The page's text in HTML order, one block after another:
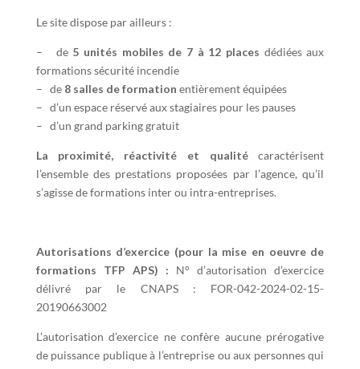
Le site dispose par ailleurs :
– de 5 unités mobiles de 7 à 12 places dédiées aux
formations sécurité incendie
– de 8 salles de formation entièrement équipées
– d’un espace réservé aux stagiaires pour les pauses
– d’un grand parking gratuit
La proximité, réactivité et qualité
caractérisent
l’ensemble des prestations proposées par l’agence, qu’il
s’agisse de formations inter ou intra-entreprises.
Autorisations d’exercice (pour la mise en oeuvre de
formations TFP APS) : N° d’autorisation d’exercice
délivré par le CNAPS : FOR-042-2024-02-15-
20190663002
L’autorisation d’exercice ne confère aucune prérogative
de puissance publique à l’entreprise ou aux personnes qui